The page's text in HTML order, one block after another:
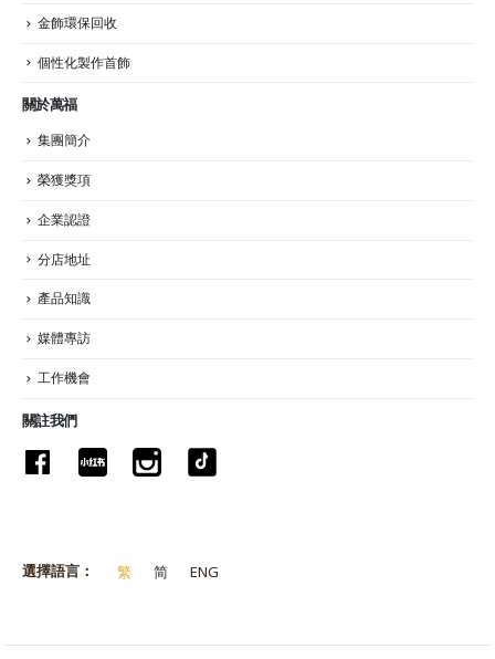
金飾環保回收
個性化製作首飾
關於萬福
集團簡介
榮獲獎項
企業認證
分店地址
產品知識
媒體專訪
工作機會
關註我們
選擇語言： 繁 简 ENG